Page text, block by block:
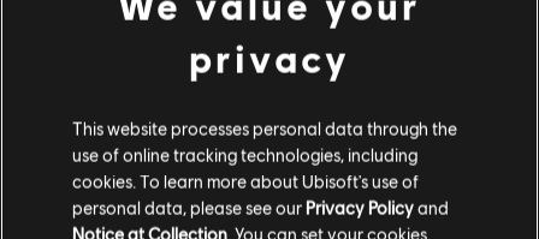
futures bêtas fermées.
privacy
This website processes personal data through the
use of online tracking technologies, including
cookies. To learn more about Ubisoft's use of
personal data, please see our Privacy Policyand
Notice at Collection. You can set your cookies